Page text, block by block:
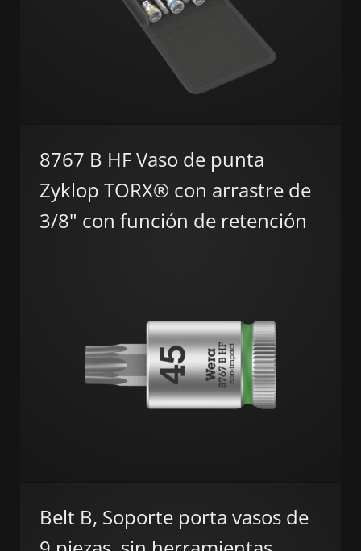
8767 B HF Vaso de punta
Zyklop TORX® con arrastre de
3/8" con función de retención
Belt B, Soporte porta vasos de